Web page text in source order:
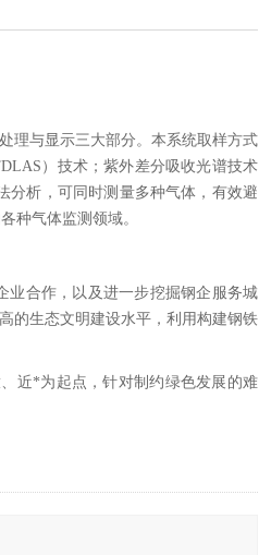
理与显示三大部分。本系统取样方式
）技术；紫外差分吸收光谱技术
分析，可同时测量多种气体，有效避
种气体监测领域。
业合作，以及进一步挖掘钢企服务城
的生态文明建设水平，利用构建钢铁
近*为起点，针对制约绿色发展的难